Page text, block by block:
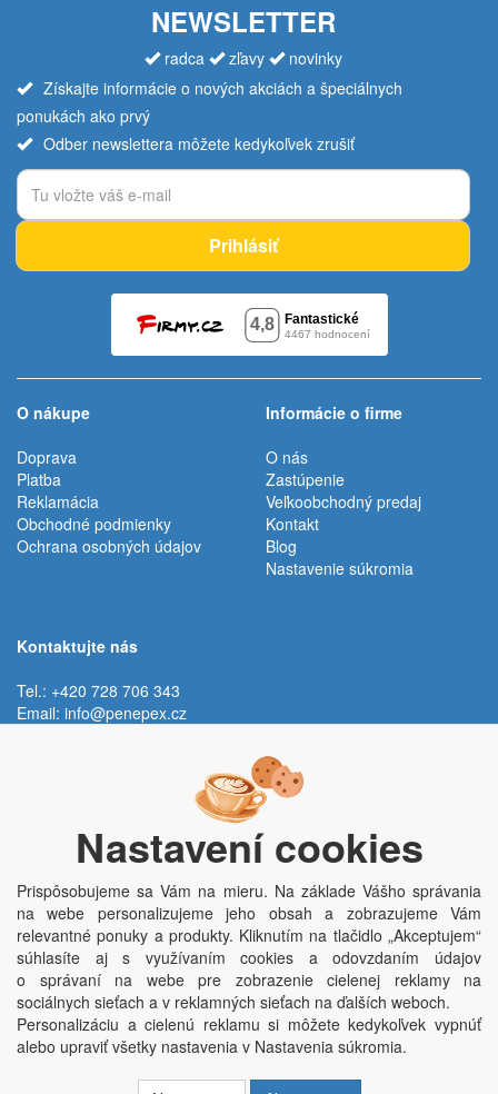
NEWSLETTER
radca zľavy
novinky
Získajte informácie o nových akciách a špeciálnych
ponukách ako prvý
Odber newslettera môžete kedykoľvek zrušiť
Prihlásiť
O nákupe
Doprava
Platba
Reklamácia
Obchodné podmienky
Ochrana osobných údajov
Informácie o firme
O nás
Zastúpenie
Veľkoobchodný predaj
Kontakt
Blog
Nastavenie súkromia
Kontaktujte nás
Tel.: +420 728 706 343
Email: info@penepex.cz
Trávník 2076, 686 03 Staré Město
Copyright © Penepex s.r.o. 2025, powered byABRA E-shop
Penepex s.r.o., Za Špicí 1798, 686 03 Staré Město; IČO: 03220923; DIČ:
CZ03220923; zápis do obchodního rejstříku dne 22. 7. 2014, krajský soud v
Brně oddíl C, vložka 84002
Nastavení cookies
Prispôsobujeme sa Vám na mieru. Na základe Vášho správania
na webe personalizujeme jeho obsah a zobrazujeme Vám
relevantné ponuky a produkty. Kliknutím na tlačidlo „Akceptujem“
súhlasíte aj s využívaním cookies a odovzdaním údajov
o správaní na webe pre zobrazenie cielenej reklamy na
sociálnych sieťach a v reklamných sieťach na ďalších weboch.
Personalizáciu a cielenú reklamu si môžete kedykoľvek vypnúť
alebo upraviť všetky nastavenia v Nastavenia súkromia.